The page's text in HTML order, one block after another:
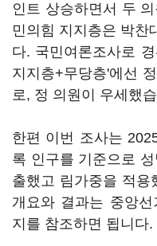
인트 상승하면서 두
민의힘 지지층은 박찬
다. 국민여론조사로
지지층+무당층'에선
로, 정 의원이 우세했
한편 이번 조사는
록 인구를 기준으로
출했고 림가중을 적
개요와 결과는 중앙선
지를 참조하면 됩니다.